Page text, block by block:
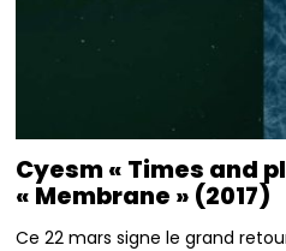
Cyesm « Times and
« Membrane » (2017)
Ce 22 mars signe le grand